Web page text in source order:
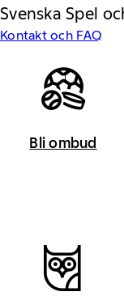
Svenska Spel
Kontakt och FAQ
Bli ombud